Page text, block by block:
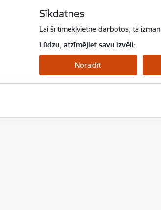
Sīkdatnes
Lai šī tīmekļvietne darbotos, tā
Lūdzu, atzīmējiet savu izvēli:
Noraidīt